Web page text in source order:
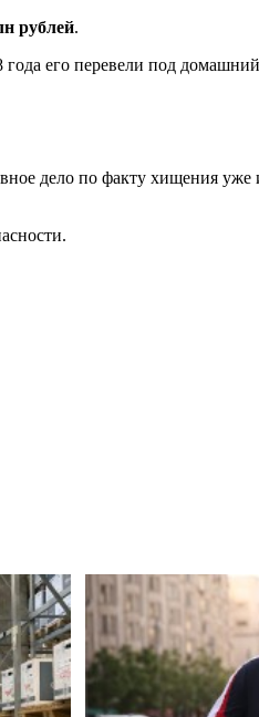
рублей.
его перевели под домашний
дело по факту хищения